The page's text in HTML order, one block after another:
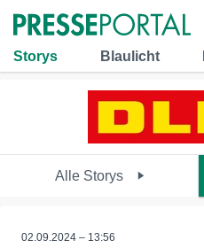
Storys Blaulicht
Alle Storys
02.09.2024 – 13:56